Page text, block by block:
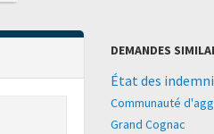
DEMANDES
État des
Communauté
Grand Cognac